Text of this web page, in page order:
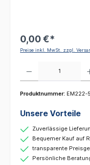
0,00 €*
Preise inkl. MwSt. zzgl.
Produktnummer: EM222-
Unsere Vorteile
Zuverlässige
Bequemer Kauf auf
transparente
Persönliche